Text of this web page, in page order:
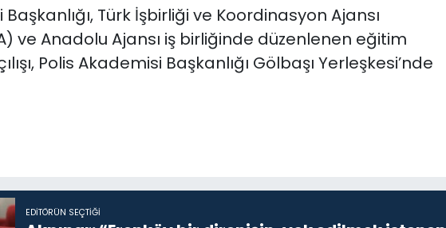
Türk İşbirliği ve Koordinasyon Ajansı
ve Anadolu Ajansı iş birliğinde düzenlenen eğitim
Polis Akademisi Başkanlığı Gölbaşı Yerleşkesi’nde
EDITÖRÜN SEÇTIĞI